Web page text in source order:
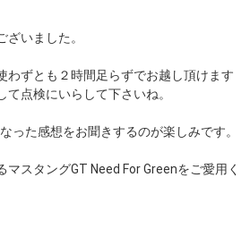
いました。
わずとも２時間足らずでお越し頂けます
点検にいらして下さいね。
った感想をお聞きするのが楽しみです。
スタングGT Need For Greenをご愛用く